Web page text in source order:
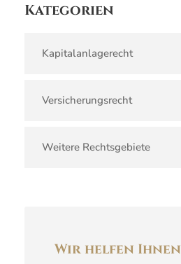
Kategorien
Kapitalanlagerecht
Versicherungsrecht
Weitere Rechtsgebiete
Wir helfen Ihnen